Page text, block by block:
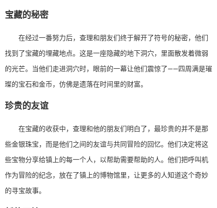
宝藏的秘密
在经过一番努力后，查理和朋友们终于解开了符号的秘密，他们
找到了宝藏的埋藏地点。这是一座隐藏的地下洞穴，里面散发着微弱
的光芒。当他们走进洞穴时，眼前的一幕让他们震惊了——四周满是璀
璨的宝石和金币，仿佛是遗落在时间里的财富。
珍贵的友谊
在宝藏的收获中，查理和他的朋友们明白了，最珍贵的并不是那
些金银珠宝，而是他们之间的友谊与共同冒险的回忆。他们决定将这
些宝物分享给镇上的每一个人，以帮助需要帮助的人。他们把呼叫机
作为冒险的纪念，放在了镇上的博物馆里，让更多的人知道这个奇妙
的寻宝故事。